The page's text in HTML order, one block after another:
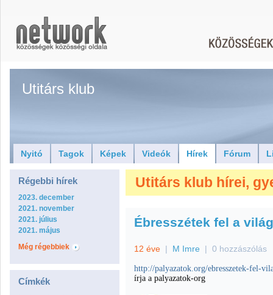
Utitárs klub
Nyitó Tagok Képek Videók Hírek Fórum
Régebbi hírek
2023. december
2021. november
2021. július
2021. május
Még régebbiek
Címkék
Utitárs klub hírei,
Ébresszétek fel a
12 éve | M Imre | 0 hozzászólás
http://palyazatok.org/ebresszetek-fel-
írja a palyazatok-org